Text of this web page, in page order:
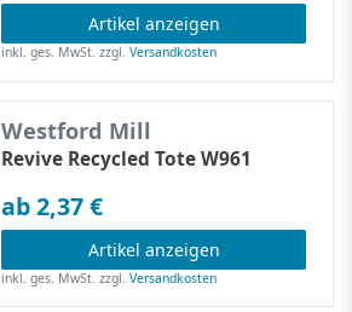
Artikel anzeigen
inkl. ges. MwSt. zzgl.Versandkosten
Westford Mill
Revive Recycled Tote W961
ab 2,37 €
Artikel anzeigen
inkl. ges. MwSt. zzgl.Versandkosten